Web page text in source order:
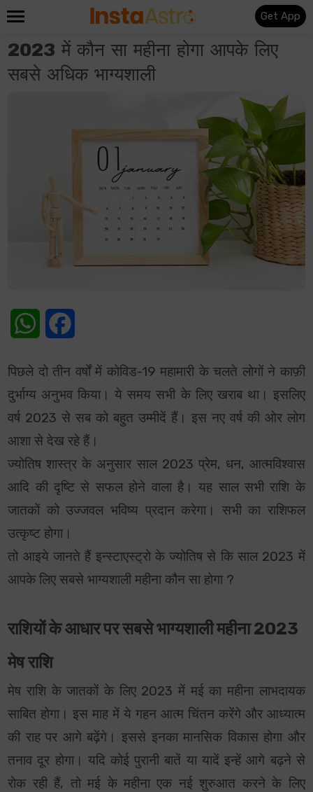
Get App
2023 में कौन सा महीना होगा आपके लिए
सबसे अधिक भाग्यशाली
WhatsApp
पिछले दो तीन वर्षों में कोविड-19 महामारी के चलते लोगों ने काफ़ी
दुर्भाग्य अनुभव किया। ये समय सभी के लिए खराब था। इसलिए
वर्ष 2023 से सब को बहुत उम्मीदें हैं। इस नए वर्ष की ओर लोग
आशा से देख रहे हैं।
ज्योतिष शास्त्र के अनुसार साल 2023 प्रेम, धन, आत्मविश्वास
आदि की दृष्टि से सफल होने वाला है। यह साल सभी राशि के
जातकों को उज्जवल भविष्य प्रदान करेगा। सभी का राशिफल
उत्कृष्ट होगा।
तो आइये जानते हैं इन्स्टाएस्ट्रो के ज्योतिष से कि साल 2023 में
आपके लिए सबसे भाग्यशाली महीना कौन सा होगा ?
राशियों के आधार पर सबसे भाग्यशाली महीना 2023
मेष राशि
मेष राशि के जातकों के लिए 2023 में मई का महीना लाभदायक
साबित होगा। इस माह में ये गहन आत्म चिंतन करेंगे और आध्यात्म
की राह पर आगे बढ़ेंगे। इससे इनका मानसिक विकास होगा और
तनाव दूर होगा। यदि कोई पुरानी बातें या यादें इन्हें आगे बढ़ने से
रोक रही हैं, तो मई के महीना एक नई शुरुआत करने के लिए